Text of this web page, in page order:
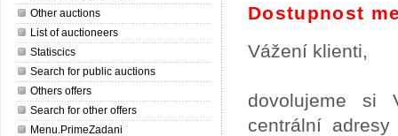
Other auctions
List of auctioneers
Statiscics
Search for public auctions
Others offers
Search for other offers
Menu.PrimeZadani
Dostupnost
Vážení klienti,
dovolujeme si
centrální